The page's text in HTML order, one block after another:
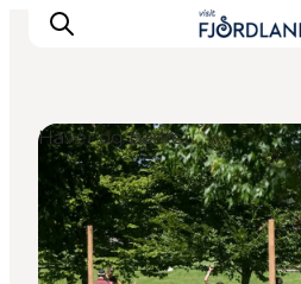
Byer & steder
Det sker
Guides & inspiration
Haver og parker